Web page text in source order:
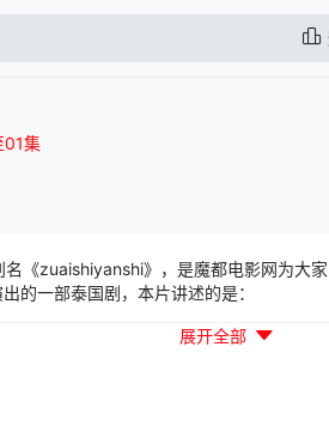
01集
名《zuaishiyanshi》，是魔都电影网为大
的一部泰国剧，本片讲述的是：
展开全部